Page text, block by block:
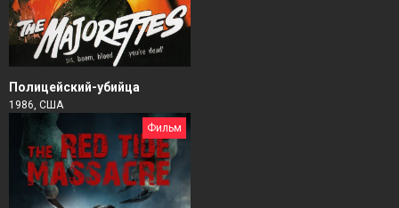
Полицейский-убийца
1986, США
Фильм